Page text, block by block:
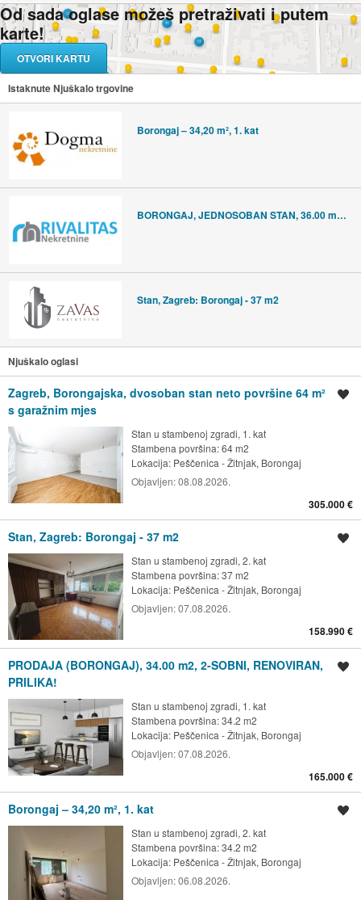
Od sada oglase možeš pretraživati i putem
karte!
OTVORI KARTU
Istaknute Njuškalo trgovine
Borongaj – 34,20 m², 1. kat
BORONGAJ, JEDNOSOBAN STAN, 36.00 m2 - BEZ PROVIZIJE ZA KUPCE!
Stan, Zagreb: Borongaj - 37 m2
Njuškalo oglasi
Zagreb, Borongajska, dvosoban stan neto površine 64 m²
s garažnim mjes
Stan u stambenoj zgradi, 1. kat
Stambena površina: 64 m2
Lokacija: Peščenica - Žitnjak, Borongaj
Objavljen:08.08.2026.
305.000 €
Stan, Zagreb: Borongaj - 37 m2
Stan u stambenoj zgradi, 2. kat
Stambena površina: 37 m2
Lokacija: Peščenica - Žitnjak, Borongaj
Objavljen:07.08.2026.
158.990 €
PRODAJA (BORONGAJ), 34.00 m2, 2-SOBNI, RENOVIRAN,
PRILIKA!
Stan u stambenoj zgradi, 1. kat
Stambena površina: 34.2 m2
Lokacija: Peščenica - Žitnjak, Borongaj
Objavljen:07.08.2026.
165.000 €
Borongaj – 34,20 m², 1. kat
Stan u stambenoj zgradi, 2. kat
Stambena površina: 34.2 m2
Lokacija: Peščenica - Žitnjak, Borongaj
Objavljen:06.08.2026.